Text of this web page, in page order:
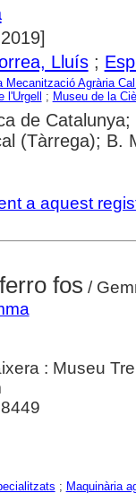
Lluís;
Mecanització Agrària
l'Urgell
; Museu de la
de
(Tàrrega); B.
a aquest
fos /
: Museu
; Maquinària